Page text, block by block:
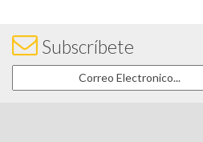
Subscríbete